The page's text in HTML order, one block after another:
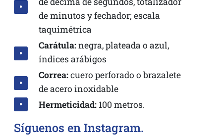
de minutos y fechador; escala
taquimétrica
Carátula:negra, plateada o azul,
índices arábigos
Correa:cuero perforado o brazalete
de acero inoxidable
Hermeticidad: 100 metros.
Síguenos en Instagram.